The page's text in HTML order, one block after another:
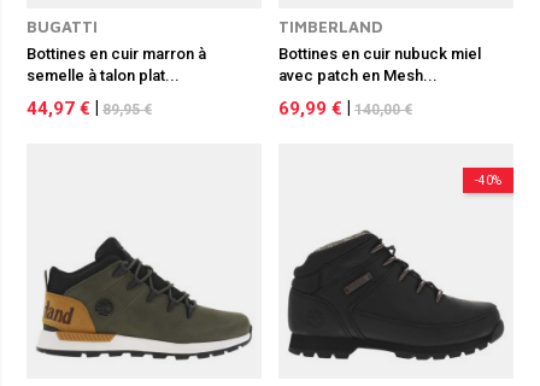
BUGATTI
Bottines en cuir marron à
semelle à talon plat...
44,97 € 89,95 €
TIMBERLAND
Bottines en cuir nubuck miel
avec patch en Mesh...
69,99 € 140,00 €
-40%